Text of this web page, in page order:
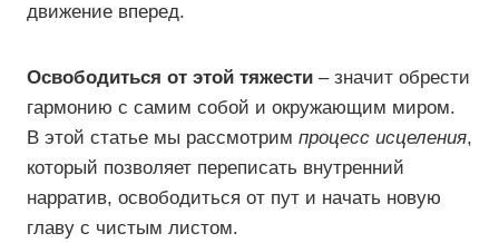
движение вперед.
Освободиться от этой тяжести – значит обрести
гармонию с самим собой и окружающим миром.
В этой статье мы рассмотрим процесс исцеления,
который позволяет переписать внутренний
нарратив, освободиться от пут и начать новую
главу с чистым листом.